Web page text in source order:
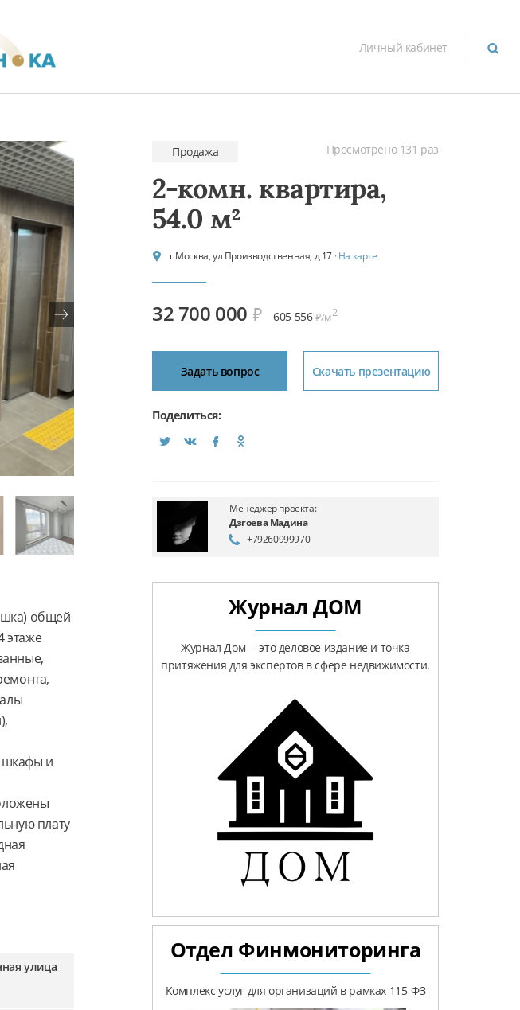
Личный кабинет
общей
этаже
шкафы и
плату
улица
Продажа Просмотрено 131 раз
2-комн. квартира,
54.0 м²
г Москва, ул Производственная, д 17 · На карте
32 700 000 ₽ 605 556₽/м2
Задать вопрос Скачать презентацию
Поделиться:
Менеджер проекта:
Дзгоева Мадина
+79260999970
Журнал ДОМ
Журнал Дом— это деловое издание и точка
притяжения для экспертов в сфере недвижимости.
Отдел Финмониторинга
Комплекс услуг для организаций в рамках 115-ФЗ